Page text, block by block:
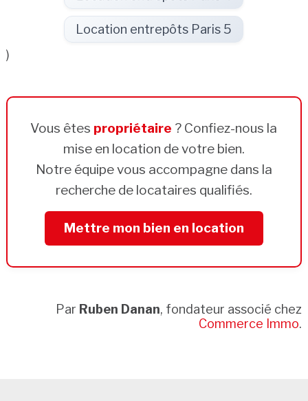
Location entrepôts Paris 5
)
Vous êtes propriétaire ? Confiez-nous la
mise en location de votre bien.
Notre équipe vous accompagne dans la
recherche de locataires qualifiés.
Mettre mon bien en location
Par Ruben Danan, fondateur associé chez
Commerce Immo.